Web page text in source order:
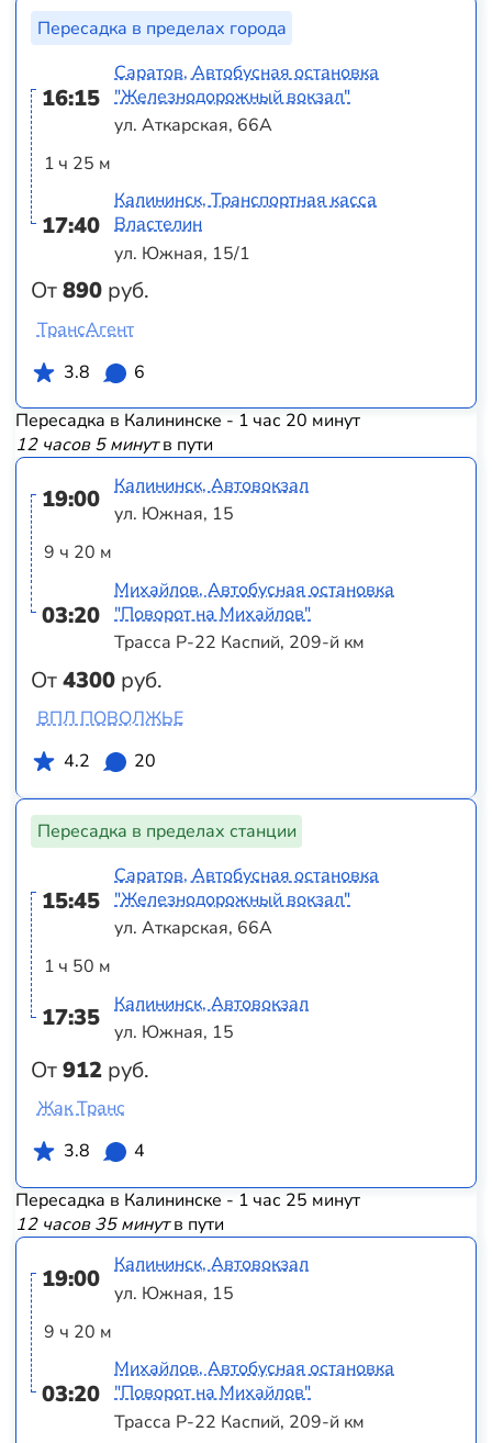
Пересадка в пределах города
16:15
1 ч 25 м
17:40
От890 руб.
Саратов, Автобусная остановка
"Железнодорожный вокзал"
ул. Аткарская, 66А
Калининск, Транспортная касса
Властелин
ул. Южная, 15/1
ТрансАгент
3.8
6
Пересадка в Калининске - 1 час 20 минут
12 часов 5 минутв пути
19:00
9 ч 20 м
03:20
От4300 руб.
Калининск, Автовокзал
ул. Южная, 15
Михайлов, Автобусная остановка
"Поворот на Михайлов"
Трасса Р-22 Каспий, 209-й км
ВПЛ ПОВОЛЖЬЕ
4.2
20
Пересадка в пределах станции
15:45
1 ч 50 м
17:35
От912 руб.
Саратов, Автобусная остановка
"Железнодорожный вокзал"
ул. Аткарская, 66А
Калининск, Автовокзал
ул. Южная, 15
Жак Транс
3.8
4
Пересадка в Калининске - 1 час 25 минут
12 часов 35 минутв пути
19:00
9 ч 20 м
03:20
Калининск, Автовокзал
ул. Южная, 15
Михайлов, Автобусная остановка
"Поворот на Михайлов"
Трасса Р-22 Каспий, 209-й км